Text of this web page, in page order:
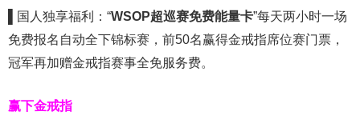
国人独享福利：“WSOP超巡赛免费能量卡”每天两小时一场
免费报名自动全下锦标赛，前50名赢得金戒指席位赛门票，
冠军再加赠金戒指赛事全免服务费。
赢下金戒指